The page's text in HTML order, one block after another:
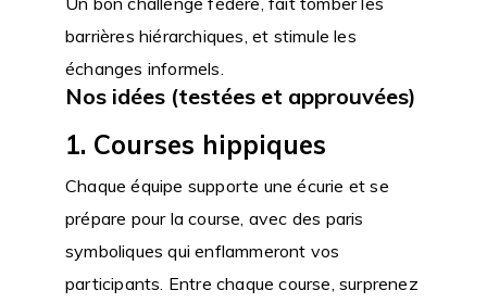
barrières hiérarchiques, et stimule les
échanges informels.
Nos idées (testées et approuvées)
1. Courses hippiques
Chaque équipe supporte une écurie et se
prépare pour la course, avec des paris
symboliques qui enflammeront vos
participants. Entre chaque course, surprenez